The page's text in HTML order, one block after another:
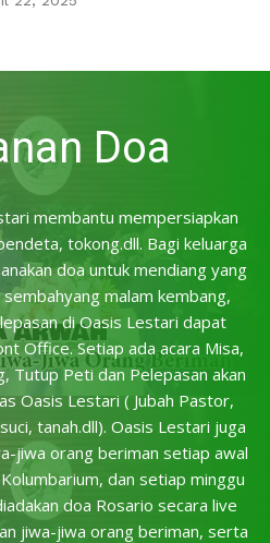
Doa
membantu mempersiapkan
tokong.dll. Bagi keluarga
doa untuk mendiang yang
malam kembang,
di Oasis Lestari dapat
Office. Setiap ada acara Misa,
Tutup Peti dan Pelepasan akan
Oasis Lestari ( Jubah Pastor,
tanah.dll). Oasis Lestari juga
jiwa orang beriman setiap awal
dan setiap minggu
doa Rosario secara live
jiwa-jiwa orang beriman, serta